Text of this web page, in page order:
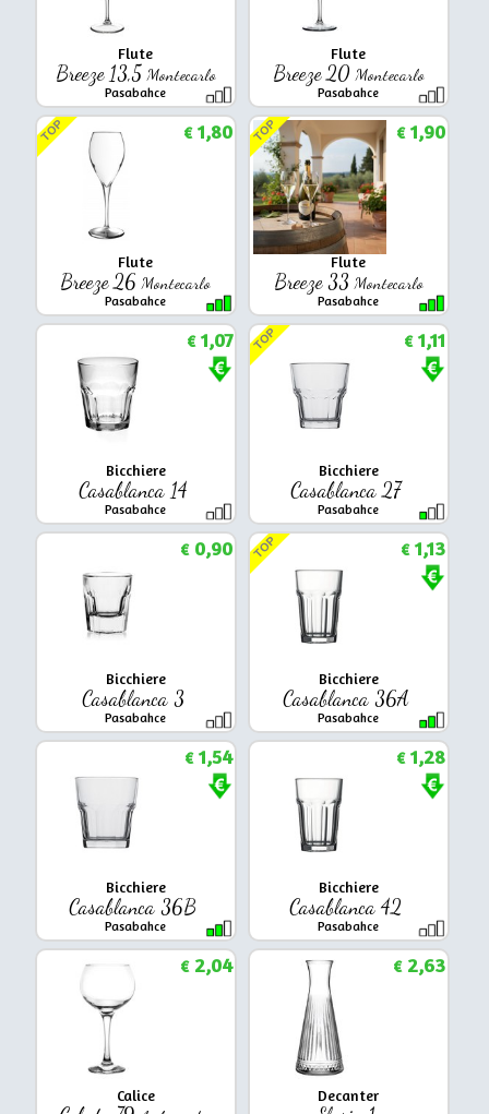
Flute
Breeze 13,5 Montecarlo
Pasabahce
Flute
Breeze 20 Montecarlo
Pasabahce
Flute
Breeze 26Montecarlo
Pasabahce
TOP €1,80
Flute
Breeze 33 Montecarlo
Pasabahce
TOP €1,90
Bicchiere
Casablanca 14
Pasabahce
€1,07
Bicchiere
Casablanca 27
Pasabahce
TOP €1,11
Bicchiere
Casablanca 3
Pasabahce
€0,90
Bicchiere
Casablanca 36A
Pasabahce
TOP €1,13
Bicchiere
Casablanca 36B
Pasabahce
€1,54
Bicchiere
Casablanca 42
Pasabahce
€1,28
Calice
€2,04
Decanter
€2,63